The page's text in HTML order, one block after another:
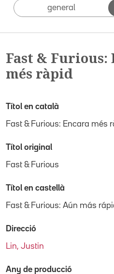
general
Fast & Furious:
més ràpid
Títol en català
Fast & Furious: Encara més
Títol original
Fast & Furious
Títol en castellà
Fast & Furious: Aún más
Direcció
Lin, Justin
Any de producció